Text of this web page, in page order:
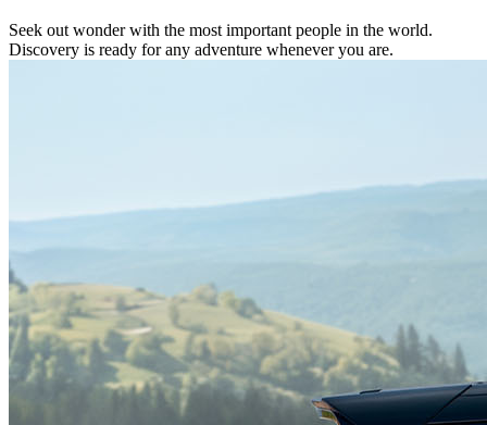
Seek out wonder with the most important people in the world.
Discovery is ready for any adventure whenever you are.